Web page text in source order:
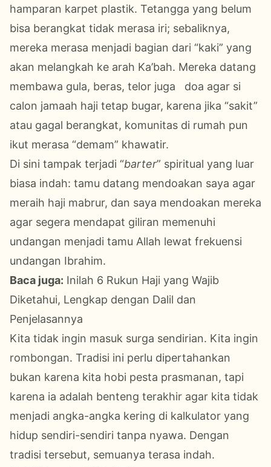
hamparan karpet plastik. Tetangga yang belum
bisa berangkat tidak merasa iri; sebaliknya,
mereka merasa menjadi bagian dari “kaki” yang
akan melangkah ke arah Ka’bah. Mereka datang
membawa gula, beras, telor juga doa agar si
calon jamaah haji tetap bugar, karena jika “sakit”
atau gagal berangkat, komunitas di rumah pun
ikut merasa “demam” khawatir.
Di sini tampak terjadi “barter” spiritual yang luar
biasa indah: tamu datang mendoakan saya agar
meraih haji mabrur, dan saya mendoakan mereka
agar segera mendapat giliran memenuhi
undangan menjadi tamu Allah lewat frekuensi
undangan Ibrahim.
Baca juga: Inilah 6 Rukun Haji yang Wajib
Diketahui, Lengkap dengan Dalil dan
Penjelasannya
Kita tidak ingin masuk surga sendirian. Kita ingin
rombongan. Tradisi ini perlu dipertahankan
bukan karena kita hobi pesta prasmanan, tapi
karena ia adalah benteng terakhir agar kita tidak
menjadi angka-angka kering di kalkulator yang
hidup sendiri-sendiri tanpa nyawa. Dengan
tradisi tersebut, semuanya terasa indah.